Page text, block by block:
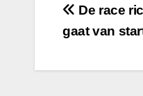
Bericht
De race
gaat van